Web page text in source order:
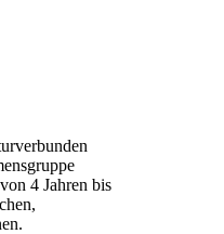
4 Jahren bis